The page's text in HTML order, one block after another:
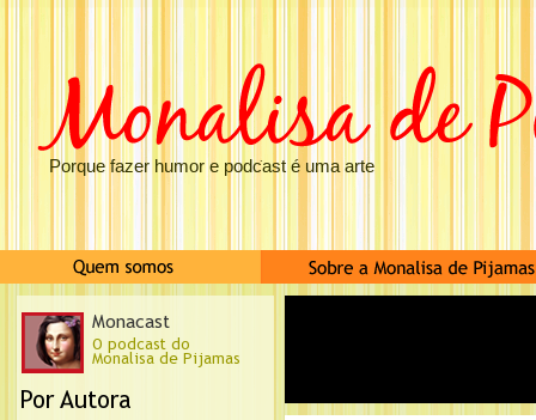
Porque fazer humor e podcast é uma arte